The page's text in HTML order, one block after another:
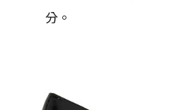
分。